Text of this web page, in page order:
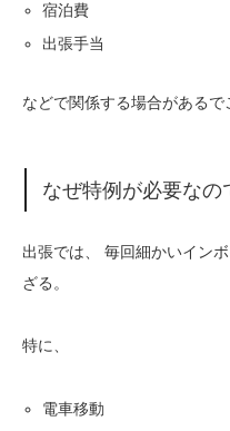
宿泊費
出張手当
などで関係する場合があるで
なぜ特例が必要なの
出張では、 毎回細かいイン
ざる。
特に、
電車移動